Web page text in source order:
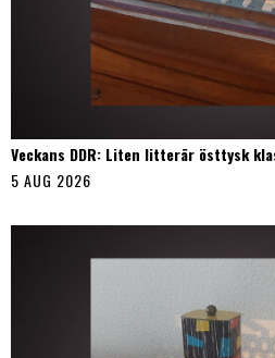
Veckans DDR: Liten litterär östtysk
5 AUG 2026